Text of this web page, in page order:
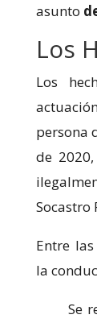
asunto
Los
Los
persona
de
Socastro
Entre
la
Se
mejor posible
visita. Si
rechaza estas
algunas
funcionalidades
de la web.
Marketing
Al compartir
mientras visitas
nuestro sitio,
ver contenido